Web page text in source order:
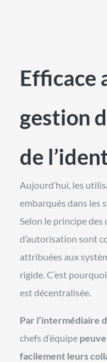
Efficace
gestion
de
Aujourd’hui, les
embarqués dans les
Selon le principe
d’autorisation sont
attribuées aux
rigide. C’est
est décentralisée.
Par l’intermédiaire
chefs d’équipe
facilement leurs